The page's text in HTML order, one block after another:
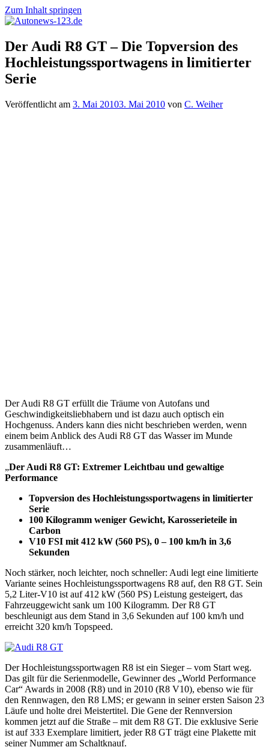
Zum Inhalt springen
Autonews-
123.de
Autonews
mit
Charme
Der Audi R8 GT – Die Topversion des
Hochleistungssportwagens in limitierter
Serie
Veröffentlicht am 3. Mai 20103. Mai 2010 von C. Weiher
Der Audi R8 GT erfüllt die Träume von Autofans und
Geschwindigkeitsliebhabern und ist dazu auch optisch ein
Hochgenuss. Anders kann dies nicht beschrieben werden, wenn
einem beim Anblick des Audi R8 GT das Wasser im Munde
zusammenläuft…
„Der Audi R8 GT: Extremer Leichtbau und gewaltige
Performance
Topversion des Hochleistungssportwagens in limitierter
Serie
100 Kilogramm weniger Gewicht, Karosserieteile in
Carbon
V10 FSI mit 412 kW (560 PS), 0 – 100 km/h in 3,6
Sekunden
Noch stärker, noch leichter, noch schneller: Audi legt eine limitierte
Variante seines Hochleistungssportwagens R8 auf, den R8 GT. Sein
5,2 Liter-V10 ist auf 412 kW (560 PS) Leistung gesteigert, das
Fahrzeuggewicht sank um 100 Kilogramm. Der R8 GT
beschleunigt aus dem Stand in 3,6 Sekunden auf 100 km/h und
erreicht 320 km/h Topspeed.
Der Hochleistungssportwagen R8 ist ein Sieger – vom Start weg.
Das gilt für die Serienmodelle, Gewinner des „World Performance
Car“ Awards in 2008 (R8) und in 2010 (R8 V10), ebenso wie für
den Rennwagen, den R8 LMS; er gewann in seiner ersten Saison 23
Läufe und holte drei Meistertitel. Die Gene der Rennversion
kommen jetzt auf die Straße – mit dem R8 GT. Die exklusive Serie
ist auf 333 Exemplare limitiert, jeder R8 GT trägt eine Plakette mit
seiner Nummer am Schaltknauf.